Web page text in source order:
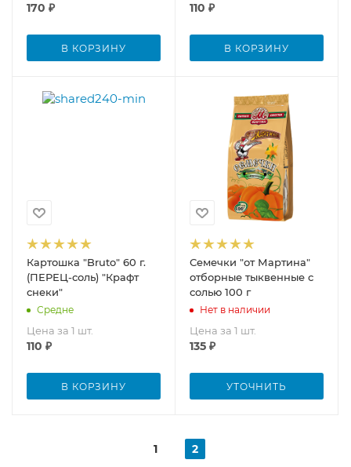
170 ₽
В КОРЗИНУ
110 ₽
В КОРЗИНУ
Картошка "Bruto" 60 г.
(ПЕРЕЦ-соль) "Крафт
снеки"
Средне
Цена за 1 шт.
110 ₽
В КОРЗИНУ
Семечки "от Мартина"
отборные тыквенные с
солью 100 г
Нет в наличии
Цена за 1 шт.
135 ₽
УТОЧНИТЬ
1 2